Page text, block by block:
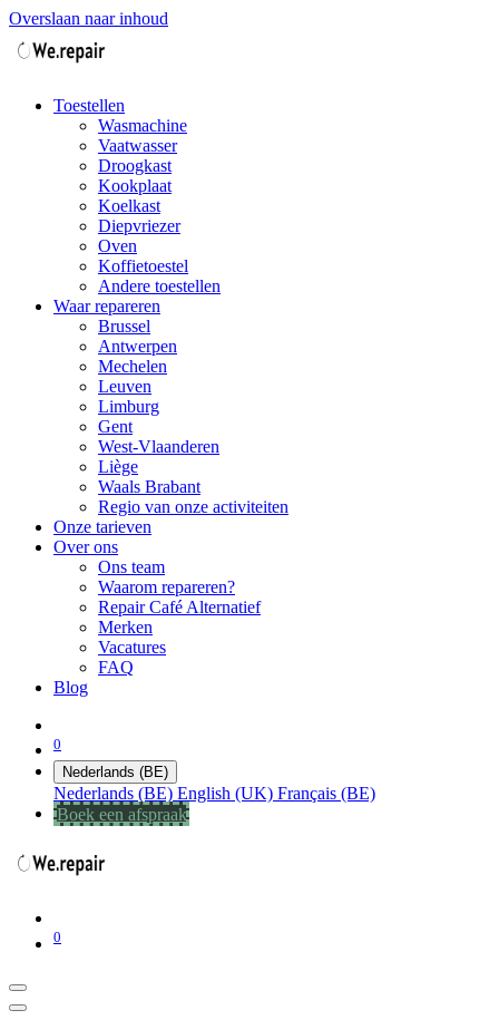
Overslaan naar inhoud
Toestellen
Wasmachine
Vaatwasser
Droogkast
Kookplaat
Koelkast
Diepvriezer
Oven
Koffietoestel
Andere toestellen
Waar repareren
Brussel
Antwerpen
Mechelen
Leuven
Limburg
Gent
West-Vlaanderen
Liège
Waals Brabant
Regio van onze activiteiten
Onze tarieven
Over ons
Ons team
Waarom repareren?
Repair Café Alternatief
Merken
Vacatures
FAQ
Blog
0
Nederlands (BE)
Nederlands (BE) English (UK) Français (BE)
Boek een afspraak
0